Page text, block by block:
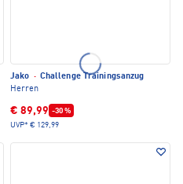
Jako · Challenge Trainingsanzug
Herren
€ 89,99 -30 %
UVP* € 129,99